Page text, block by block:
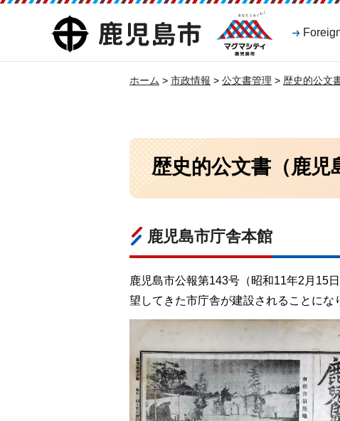
鹿児島市
マグマシティ
鹿児島市
ホーム > 市政情報 > 公文書管理 > 歴史的公文
歴史的公文書（鹿児
鹿児島市庁舎本館
鹿児島市公報第143号（昭和11年2月15
望してきた市庁舎が建設されることにな